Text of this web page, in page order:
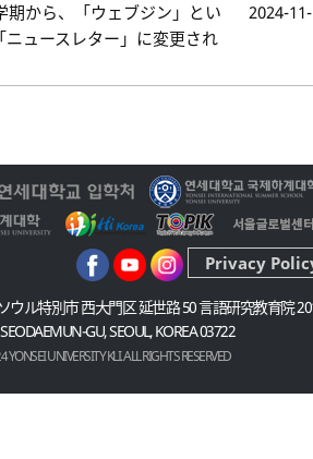
期から、「ウェブジン」とい
ニュースレター」に変更され
2024-
ウル特別市 西大門区 延世路 50 言語研究教育院
GU, SEOUL, KOREA 03722
UNIVERSITY KLI. ALL RIGHTS RESERVED
Privacy